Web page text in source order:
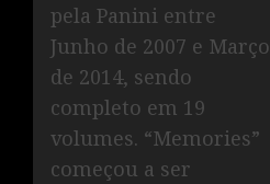
pela Panini entre
Junho de 2007 e Março
de 2014, sendo
completo em 19
volumes. “Memories”
começou a ser